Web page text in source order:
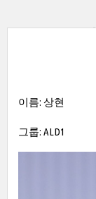
이름: 상현
그룹: ALD1